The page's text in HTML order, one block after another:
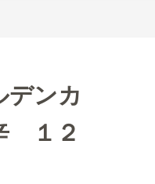
ンカ
１２